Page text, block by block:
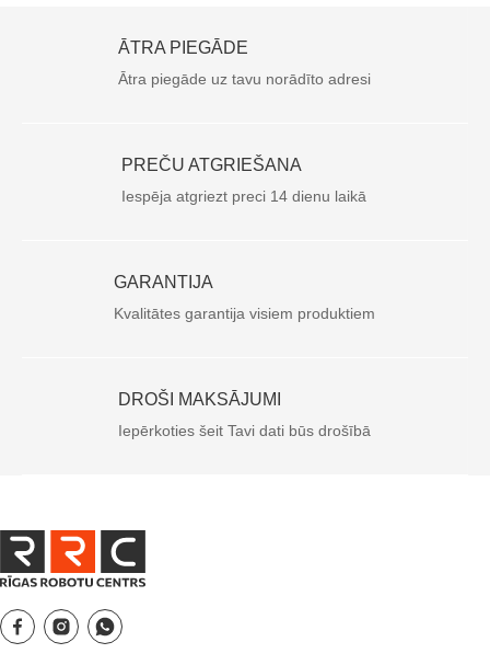
ĀTRA PIEGĀDE
Ātra piegāde uz tavu norādīto adresi
PREČU ATGRIEŠANA
Iespēja atgriezt preci 14 dienu laikā
GARANTIJA
Kvalitātes garantija visiem produktiem
DROŠI MAKSĀJUMI
Iepērkoties šeit Tavi dati būs drošībā